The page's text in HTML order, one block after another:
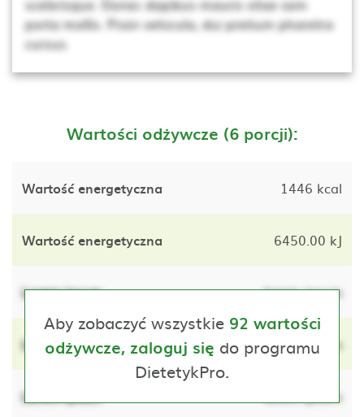
scelerisque. Donec dapibus mauris vitae sem
porta mollis. Proin vehicula, dui pretium pharetra
cursus.
Wartości odżywcze (6 porcji):
Wartość energetyczna 1446 kcal
Wartość energetyczna 6450.00 kJ
Lorem ipsum lorem ipsum
Lorem ipsum lorem ipsum
Lorem ipsum lorem ipsum
Aby zobaczyć wszystkie 92 wartości
odżywcze, zaloguj się do programu
DietetykPro.